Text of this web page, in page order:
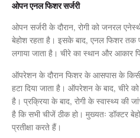
ओपन एनल फिशर सर्जरी
ओपन सर्जरी के दौरान, रोगी को जनरल
बेहोश रहता है। इसके बाद, एनल फिशर तक
लगाया जाता है। चीरे का स्थान और आकार
ऑपरेशन के दौरान फिशर के आसपास के किसी
हटा दिया जाता है। ऑपरेशन के बाद, चीरे
है। प्रक्रिया के बाद, रोगी के स्वास्थ्य की
है कि सभी चीजें ठीक हो। मुख्यतः डॉक्टर
प्रतीक्षा करते हैं।